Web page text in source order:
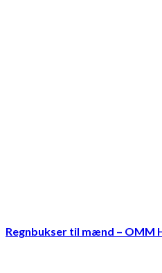
Regnbukser til mænd – OMM